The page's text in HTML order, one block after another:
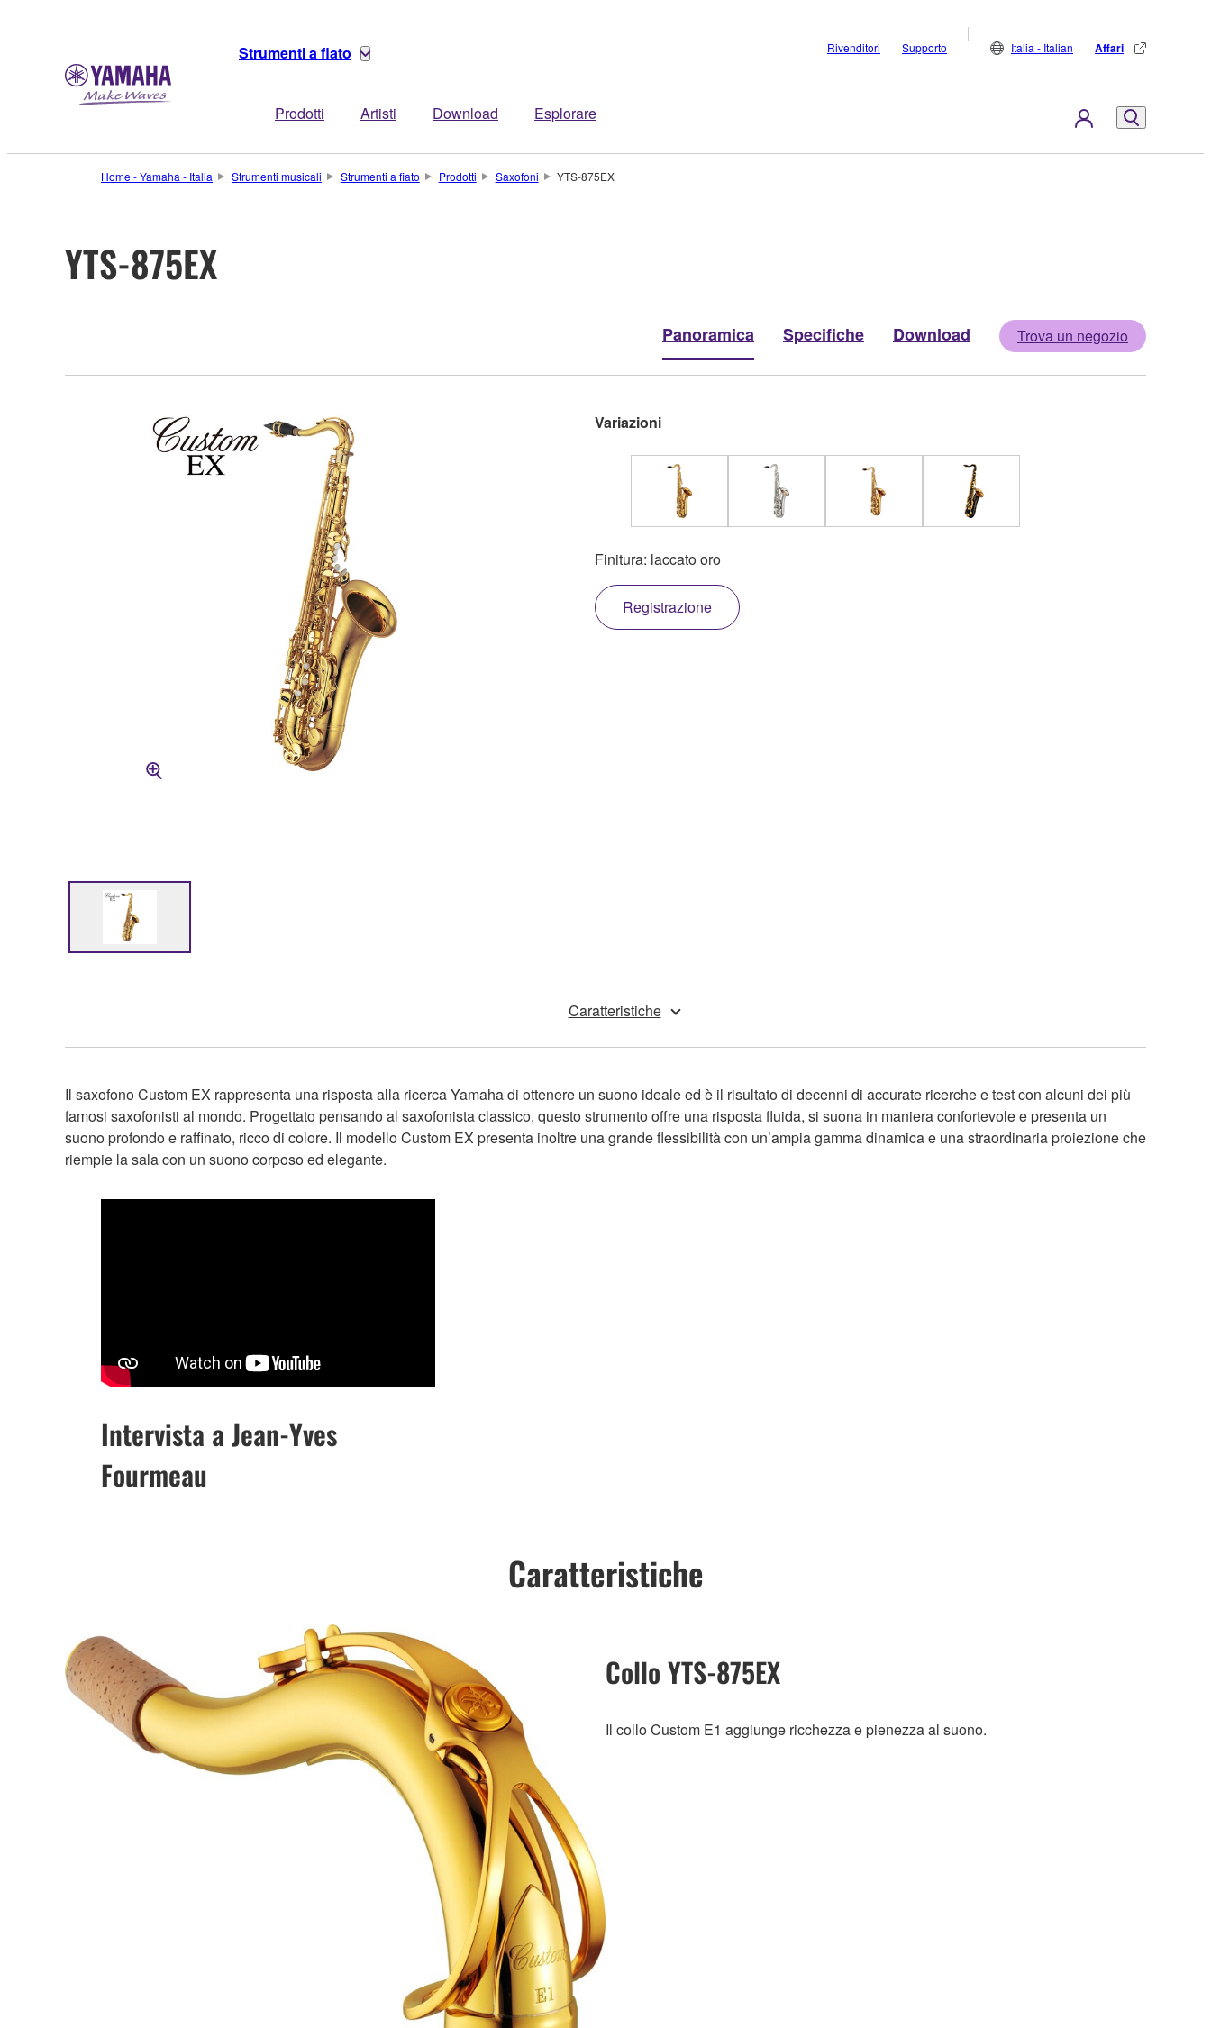
Strumenti a fiato
Prodotti Artisti Download Esplorare
Rivenditori Supporto Italia - Italian Affari
Home - Yamaha - Italia Strumenti musicali Strumenti a fiato Prodotti Saxofoni YTS-875EX
YTS-875EX
Panoramica Specifiche Download Trova un negozio
Variazioni
Finitura: laccato oro
Registrazione
Caratteristiche
Il saxofono Custom EX rappresenta una risposta alla ricerca Yamaha di ottenere un suono ideale ed è il risultato di decenni di accurate ricerche e test con alcuni dei più
famosi saxofonisti al mondo. Progettato pensando al saxofonista classico, questo strumento offre una risposta fluida, si suona in maniera confortevole e presenta un
suono profondo e raffinato, ricco di colore. Il modello Custom EX presenta inoltre una grande flessibilità con un’ampia gamma dinamica e una straordinaria proiezione che
riempie la sala con un suono corposo ed elegante.
Intervista a Jean-Yves
Fourmeau
Caratteristiche
Collo YTS-875EX
Il collo Custom E1 aggiunge ricchezza e pienezza al suono.